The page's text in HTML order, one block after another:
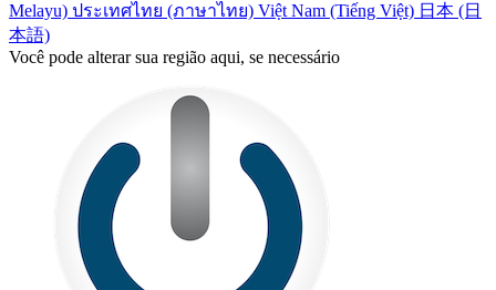
Melayu) ประเทศไทย (ภาษาไทย) Việt Nam (Tiếng Việt) 日本 (日
本語)
Você pode alterar sua região aqui, se necessário